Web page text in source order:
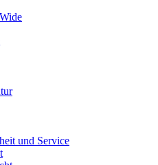
und Service